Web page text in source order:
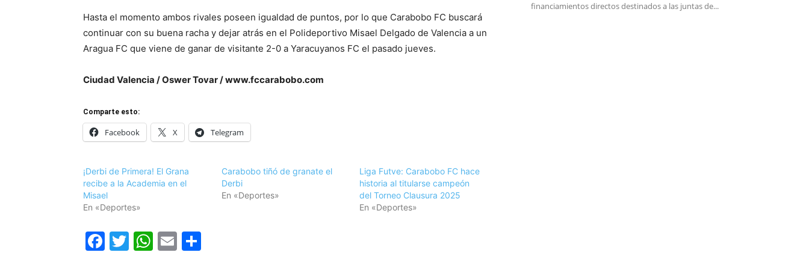
Hasta el momento ambos rivales poseen igualdad de puntos, por lo que Carabobo FC buscará
continuar con su buena racha y dejar atrás en el Polideportivo Misael Delgado de Valencia a un
Aragua FC que viene de ganar de visitante 2-0 a Yaracuyanos FC el pasado jueves.
Ciudad Valencia / Oswer Tovar / www.fccarabobo.com
Comparte esto:
Facebook X Telegram
¡Derbi de Primera! El Grana
recibe a la Academia en el
Misael
En «Deportes»
Carabobo tiñó de granate el
Derbi
En «Deportes»
Liga Futve: Carabobo FC hace
historia al titularse campeón
del Torneo Clausura 2025
En «Deportes»
Facebook
Twitter
WhatsApp
Email
financiamientos directos destinados a las juntas de...